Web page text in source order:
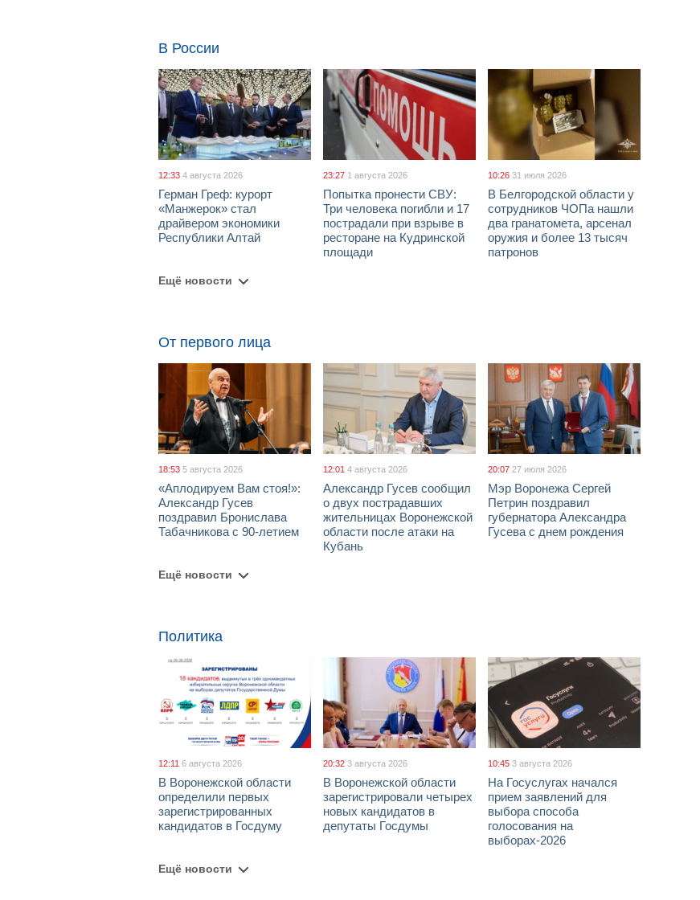
В России
12:33 4 августа 2026
Герман Греф: курорт
«Манжерок» стал
драйвером экономики
Республики Алтай
23:27 1 августа 2026
Попытка пронести СВУ:
Три человека погибли и 17
пострадали при взрыве в
ресторане на Кудринской
площади
10:26 31 июля 2026
В Белгородской области у
сотрудников ЧОПа нашли
два гранатомета, арсенал
оружия и более 13 тысяч
патронов
Ещё новости
От первого лица
18:53 5 августа 2026
«Аплодируем Вам стоя!»:
Александр Гусев
поздравил Бронислава
Табачникова с 90-летием
12:01 4 августа 2026
Александр Гусев сообщил
о двух пострадавших
жительницах Воронежской
области после атаки на
Кубань
20:07 27 июля 2026
Мэр Воронежа Сергей
Петрин поздравил
губернатора Александра
Гусева с днем рождения
Ещё новости
Политика
12:11 6 августа 2026
В Воронежской области
определили первых
зарегистрированных
кандидатов в Госдуму
20:32 3 августа 2026
В Воронежской области
зарегистрировали четырех
новых кандидатов в
депутаты Госдумы
10:45 3 августа 2026
На Госуслугах начался
прием заявлений для
выбора способа
голосования на
выборах-2026
Ещё новости